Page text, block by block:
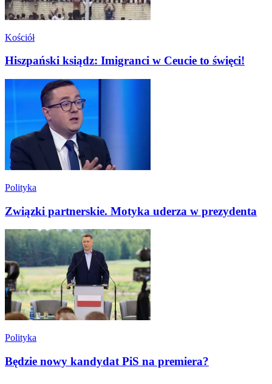
Kościół
Hiszpański ksiądz: Imigranci w Ceucie to święci!
Polityka
Związki partnerskie. Motyka uderza w prezydenta
Polityka
Będzie nowy kandydat PiS na premiera?